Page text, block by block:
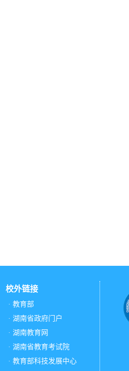
校外链接
· 教育部
· 湖南省政府门户
· 湖南教育网
· 湖南省教育考试院
· 教育部科技发展中心